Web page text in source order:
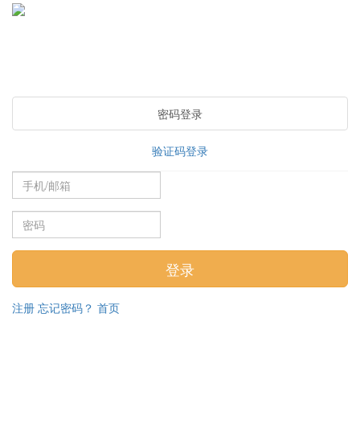
密码登录
验证码登录
注册 忘记密码？ 首页